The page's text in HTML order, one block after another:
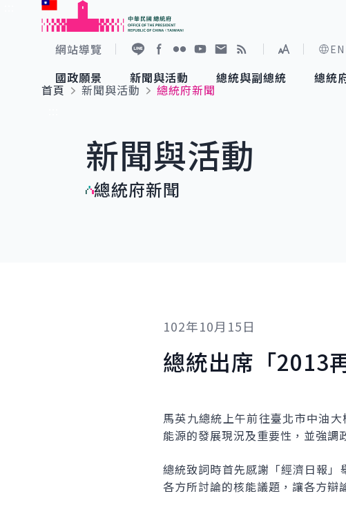
跳到主要內容
網站導覽
展開字級選單
EN
國政願景
國家氣候變遷對策委員會
重要談話
新聞與活動
總統府新聞
影音頻道
總統與副總統
賴清德總統
總統
參觀資訊
首頁
新聞與活動
總統府新聞
新聞與活動
總統府新聞
102年10月15日
總統出席「2013
馬英九總統上午前往臺北市中油
能源的發展現況及重要性，並強調
總統致詞時首先感謝「經濟日報
各方所討論的核能議題，讓各方辯